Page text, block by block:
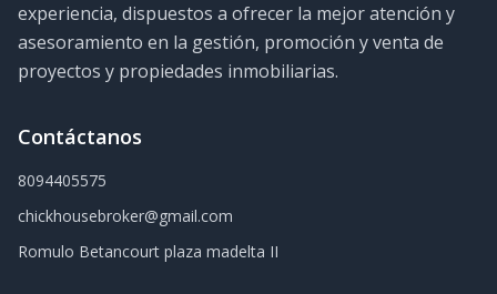
experiencia, dispuestos a ofrecer la mejor atención y
asesoramiento en la gestión, promoción y venta de
proyectos y propiedades inmobiliarias.
Contáctanos
8094405575
chickhousebroker@gmail.com
Romulo Betancourt plaza madelta II